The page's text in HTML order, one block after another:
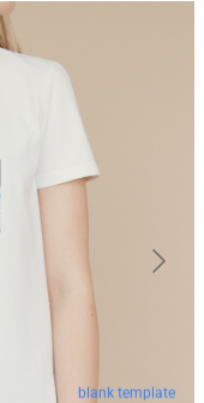
blank template